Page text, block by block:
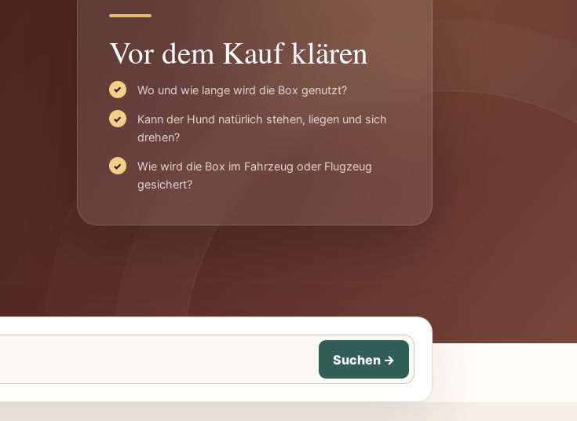
Vor dem Kauf klären
Wo und wie lange wird die Box genutzt?
Kann der Hund natürlich stehen, liegen und sich
drehen?
Wie wird die Box im Fahrzeug oder Flugzeug
gesichert?
Suchen →